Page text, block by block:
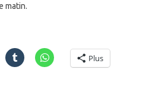
matin.
Plus